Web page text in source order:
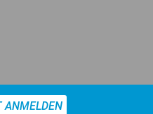
ANMELDEN